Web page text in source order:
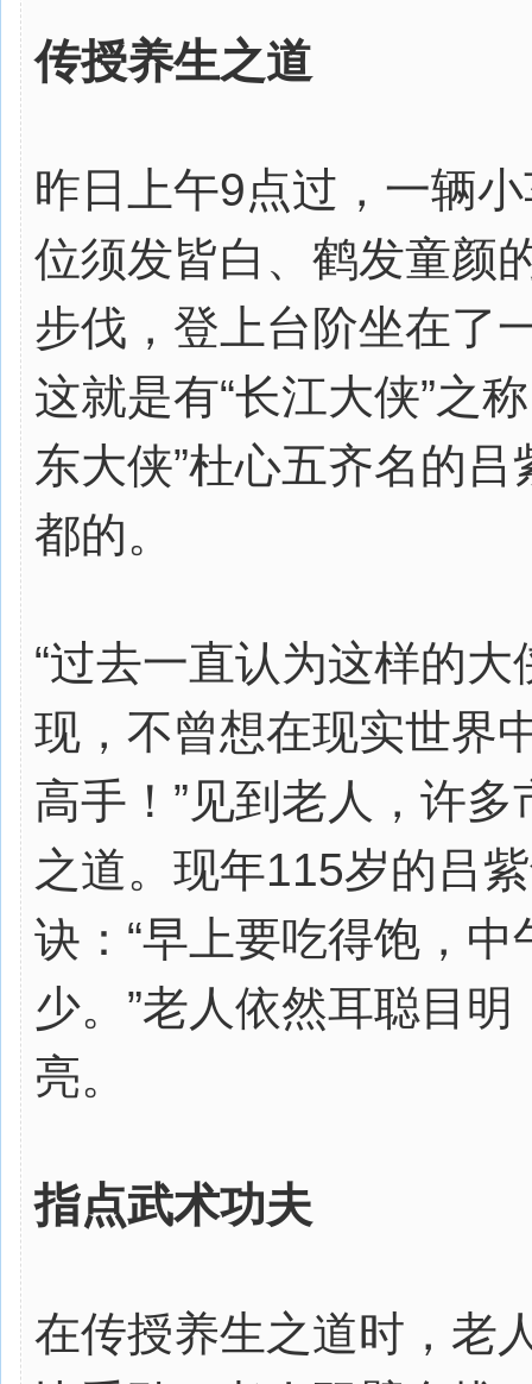
传授养生之道
昨日上午9点过，一辆
位须发皆白、鹤发童颜
步伐，登上台阶坐在了
这就是有“长江大侠”之
东大侠”杜心五齐名的
都的。
“过去一直认为这样的
现，不曾想在现实世界
高手！”见到老人，许
之道。现年115岁的吕
诀：“早上要吃得饱，
少。”老人依然耳聪目
亮。
指点武术功夫
在传授养生之道时，老